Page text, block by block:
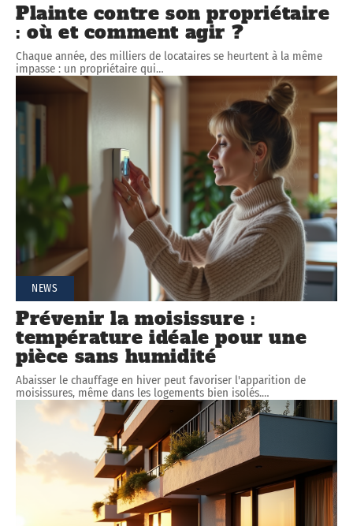
Plainte contre son propriétaire
: où et comment agir ?
Chaque année, des milliers de locataires se heurtent à la même
impasse : un propriétaire qui…
NEWS
Prévenir la moisissure :
température idéale pour une
pièce sans humidité
Abaisser le chauffage en hiver peut favoriser l'apparition de
moisissures, même dans les logements bien isolés.…